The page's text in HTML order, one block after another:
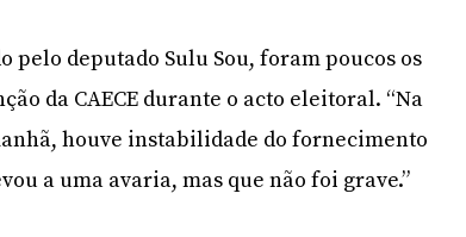
pelo deputado Sulu Sou, foram poucos os
da CAECE durante o acto eleitoral. “Na
houve instabilidade do fornecimento
a uma avaria, mas que não foi grave.”